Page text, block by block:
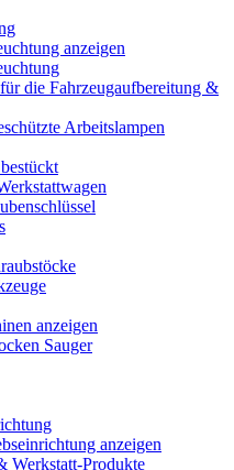
anzeigen
die Fahrzeugaufbereitung &
Arbeitslampen
anzeigen
Sauger
anzeigen
Werkstatt-Produkte